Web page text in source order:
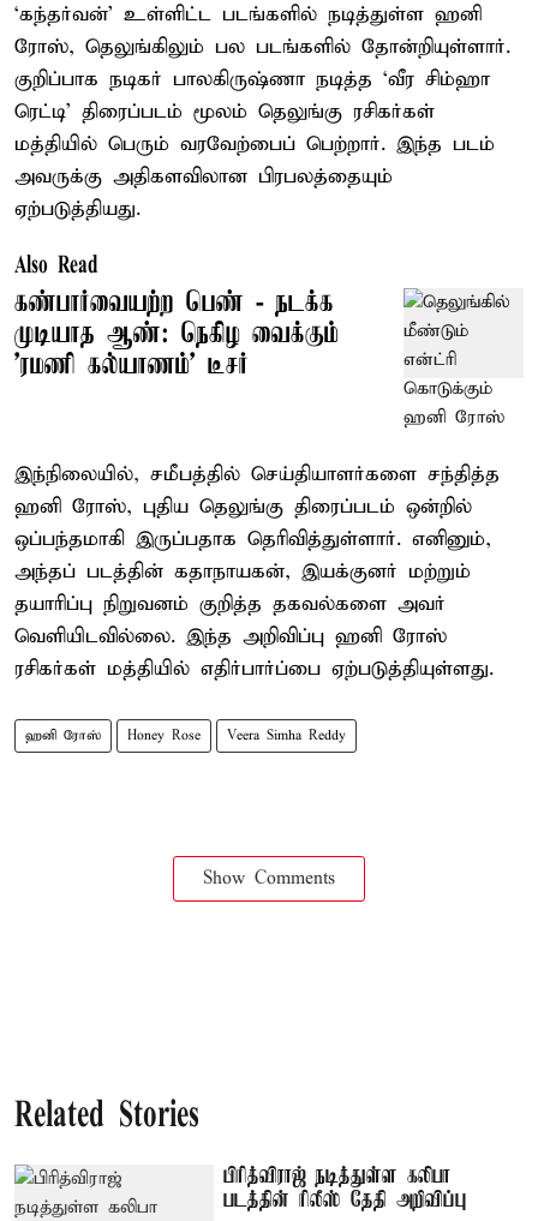
‘கந்தர்வன்’ உள்ளிட்ட படங்களில் நடித்துள்ள ஹனி
ரோஸ், தெலுங்கிலும் பல படங்களில் தோன்றியுள்ளார்.
குறிப்பாக நடிகர் பாலகிருஷ்ணா நடித்த ‘வீர சிம்ஹா
ரெட்டி’ திரைப்படம் மூலம் தெலுங்கு ரசிகர்கள்
மத்தியில் பெரும் வரவேற்பைப் பெற்றார். இந்த படம்
அவருக்கு அதிகளவிலான பிரபலத்தையும்
ஏற்படுத்தியது.
Also Read
கண்பார்வையற்ற பெண் - நடக்க
முடியாத ஆண்: நெகிழ வைக்கும்
'ரமணி கல்யாணம்' டீசர்
இந்நிலையில், சமீபத்தில் செய்தியாளர்களை சந்தித்த
ஹனி ரோஸ், புதிய தெலுங்கு திரைப்படம் ஒன்றில்
ஒப்பந்தமாகி இருப்பதாக தெரிவித்துள்ளார். எனினும்,
அந்தப் படத்தின் கதாநாயகன், இயக்குனர் மற்றும்
தயாரிப்பு நிறுவனம் குறித்த தகவல்களை அவர்
வெளியிடவில்லை. இந்த அறிவிப்பு ஹனி ரோஸ்
ரசிகர்கள் மத்தியில் எதிர்பார்ப்பை ஏற்படுத்தியுள்ளது.
ஹனி ரோஸ் Honey Rose Veera Simha Reddy
Show Comments
Related Stories
பிரித்விராஜ் நடித்துள்ள கலிபா
படத்தின் ரிலீஸ் தேதி அறிவிப்பு